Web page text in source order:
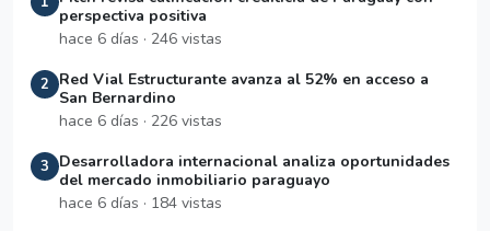
perspectiva positiva
hace 6 días · 246 vistas
2
Red Vial Estructurante avanza al 52% en acceso a
San Bernardino
hace 6 días · 226 vistas
3
Desarrolladora internacional analiza oportunidades
del mercado inmobiliario paraguayo
hace 6 días · 184 vistas